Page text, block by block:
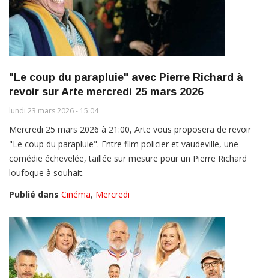
"Le coup du parapluie" avec Pierre Richard à
revoir sur Arte mercredi 25 mars 2026
lundi 23 mars 2026 - 15:04
Mercredi 25 mars 2026 à 21:00, Arte vous proposera de revoir
"Le coup du parapluie". Entre film policier et vaudeville, une
comédie échevelée, taillée sur mesure pour un Pierre Richard
loufoque à souhait.
Publié dans Cinéma, Mercredi